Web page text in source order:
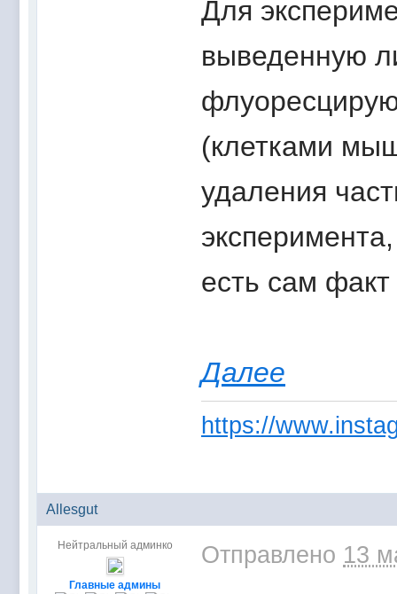
Для
выведенную
(клетками
удаления
есть сам
Далее
https://
Allesgut
Нейтральный админко
Главные админы
Отправлено 13